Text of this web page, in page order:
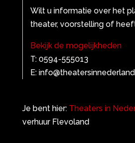
Wilt u informatie over het
theater, voorstelling of
Bekijk de mogelijkheden
T: 0594-555013
E:
Je bent hier: Theaters in
verhuur Flevoland